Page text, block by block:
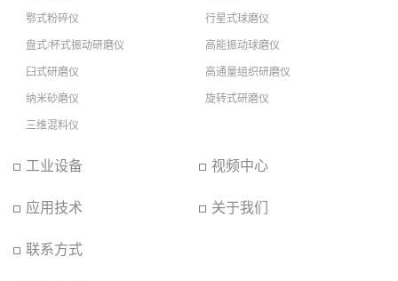
鄂式粉碎仪 行星式球磨仪
盘式/杯式振动研磨仪 高能振动球磨仪
臼式研磨仪 高通量组织研磨仪
纳米砂磨仪 旋转式研磨仪
三维混料仪
工业设备 视频中心
应用技术 关于我们
联系方式